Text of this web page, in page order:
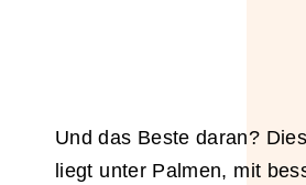
Und das Beste daran?
liegt unter Palmen, mit